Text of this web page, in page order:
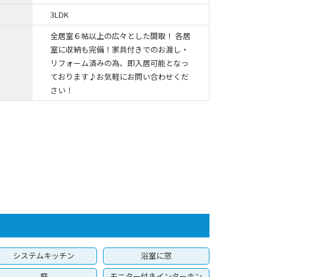
3LDK
全居室６帖以上の広々とした間取！ 各居
室に収納も完備！家具付きでのお渡し・
リフォーム済みの為、即入居可能となっ
ております♪お気軽にお問い合わせくだ
さい！
システムキッチン
浴室に窓